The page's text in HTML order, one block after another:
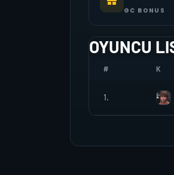
GC BONUS
OYUNCU
# K
1.